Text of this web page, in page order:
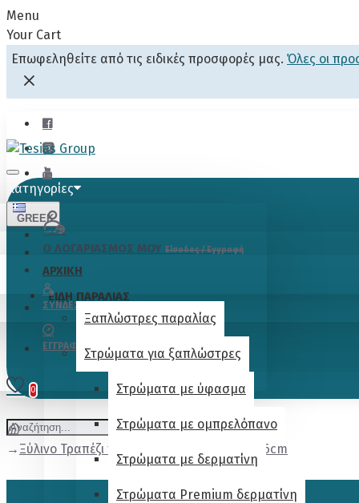
Menu
Your Cart
Επωφεληθείτε από τις ειδικές προσφορές μας. Όλες οι
GREEK
Κατηγορίες
Ο ΛΟΓΑΡΙΑΣΜΟΣ ΜΟΥ Είσοδος / Εγγραφή
Menu
ΑΡΧΙΚΗ
ΕΙΔΗ ΠΑΡΑΛΙΑΣ
Ξαπλώστρες παραλίας
Στρώματα για ξαπλώστρες
Στρώματα με ύφασμα
Στρώματα με ομπρελόπανο
Στρώματα με δερματίνη
Στρώματα Premium δερματίνη
ΣΎΝΔΕΣΗ
ΕΓΓΡΑΦΉ
0
Ξύλινο Τραπέζι παραλίας / κήπου 80x37x36cm